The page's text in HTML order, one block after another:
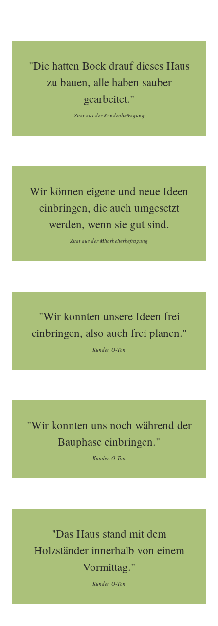
"Die hatten Bock drauf dieses Haus
zu bauen, alle haben sauber
gearbeitet."
Zitat aus der Kundenbefragung
Wir können eigene und neue Ideen
einbringen, die auch umgesetzt
werden, wenn sie gut sind.
Zitat aus der Mitarbeiterbefragung
"Wir konnten unsere Ideen frei
einbringen, also auch frei planen."
Kunden O-Ton
"Wir konnten uns noch während der
Bauphase einbringen."
Kunden O-Ton
"Das Haus stand mit dem
Holzständer innerhalb von einem
Vormittag."
Kunden O-Ton